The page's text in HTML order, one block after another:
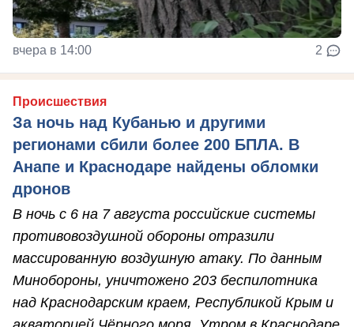
вчера в 14:00 2
Происшествия
За ночь над Кубанью и другими
регионами сбили более 200 БПЛА. В
Анапе и Краснодаре найдены обломки
дронов
В ночь с 6 на 7 августа российские системы
противовоздушной обороны отразили
массированную воздушную атаку. По данным
Минобороны, уничтожено 203 беспилотника
над Краснодарским краем, Республикой Крым и